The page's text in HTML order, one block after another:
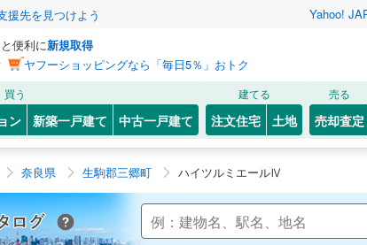
援先を見つけよう Yahoo!
便利に新規取得
ヤフーショッピングなら「毎日5％」おトク
買う
ン 新築一戸建て 中古一戸建て
建てる
注文住宅 土地
売る
売却査定
奈良県 生駒郡三郷町 ハイツルミエールⅣ
Yahoo!不動産 マンションカタログ